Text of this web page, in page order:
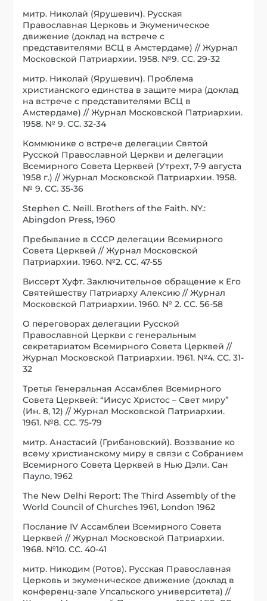
митр. Николай (Ярушевич). Русская
Православная Церковь и Экуменическое
движение (доклад на встрече с
представителями ВСЦ в Амстердаме) // Журнал
Московской Патриархии. 1958. №9. СС. 29-32
митр. Николай (Ярушевич). Проблема
христианского единства в защите мира (доклад
на встрече с представителями ВСЦ в
Амстердаме) // Журнал Московской Патриархии.
1958. № 9. СС. 32-34
Коммюнике о встрече делегации Святой
Русской Православной Церкви и делегации
Всемирного Совета Церквей (Утрехт, 7-9 августа
1958 г.) // Журнал Московской Патриархии. 1958.
№ 9. СС. 35-36
Stephen C. Neill. Brothers of the Faith. NY.:
Abingdon Press, 1960
Пребывание в СССР делегации Всемирного
Совета Церквей // Журнал Московской
Патриархии. 1960. №2. СС. 47-55
Виссерт Хуфт. Заключительное обращение к Его
Святейшеству Патриарху Алексию // Журнал
Московской Патриархии. 1960. № 2. СС. 56-58
О переговорах делегации Русской
Православной Церкви с генеральным
секретариатом Всемирного Совета Церквей //
Журнал Московской Патриархии. 1961. №4. СС. 31-
32
Третья Генеральная Ассамблея Всемирного
Совета Церквей: “Иисус Христос – Свет миру”
(Ин. 8, 12) // Журнал Московской Патриархии.
1961. №8. СС. 75-79
митр. Анастасий (Грибановский). Воззвание ко
всему христианскому миру в связи с Собранием
Всемирного Совета Церквей в Нью Дэли. Сан
Пауло, 1962
The New Delhi Report: The Third Assembly of the
World Council of Churches 1961, London 1962
Послание IV Ассамблеи Всемирного Совета
Церквей // Журнал Московской Патриархии.
1968. №10. СС. 40-41
митр. Никодим (Ротов). Русская Православная
Церковь и экуменическое движение (доклад в
конференц-зале Упсальского университета) //